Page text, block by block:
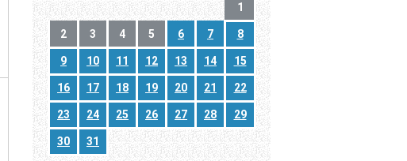
1
2 3 4 5 6 7 8
9 10 11 12 13 14 15
16 17 18 19 20 21 22
23 24 25 26 27 28 29
30 31